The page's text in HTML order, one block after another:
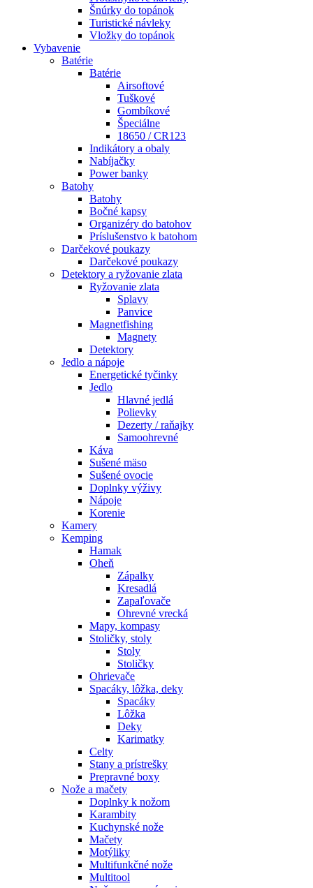
Šnúrky do topánok
Turistické návleky
Vložky do topánok
Vybavenie
Batérie
Batérie
Airsoftové
Tuškové
Gombíkové
Špeciálne
18650 / CR123
Indikátory a obaly
Nabíjačky
Power banky
Batohy
Batohy
Bočné kapsy
Organizéry do batohov
Príslušenstvo k batohom
Darčekové poukazy
Darčekové poukazy
Detektory a ryžovanie zlata
Ryžovanie zlata
Splavy
Panvice
Magnetfishing
Magnety
Detektory
Jedlo a nápoje
Energetické tyčinky
Jedlo
Hlavné jedlá
Polievky
Dezerty / raňajky
Samoohrevné
Káva
Sušené mäso
Sušené ovocie
Doplnky výživy
Nápoje
Korenie
Kamery
Kemping
Hamak
Oheň
Zápalky
Kresadlá
Zapaľovače
Ohrevné vrecká
Mapy, kompasy
Stoličky, stoly
Stoly
Stoličky
Ohrievače
Spacáky, lôžka, deky
Spacáky
Lôžka
Deky
Karimatky
Celty
Stany a prístrešky
Prepravné boxy
Nože a mačety
Doplnky k nožom
Karambity
Kuchynské nože
Mačety
Motýliky
Multifunkčné nože
Multitool